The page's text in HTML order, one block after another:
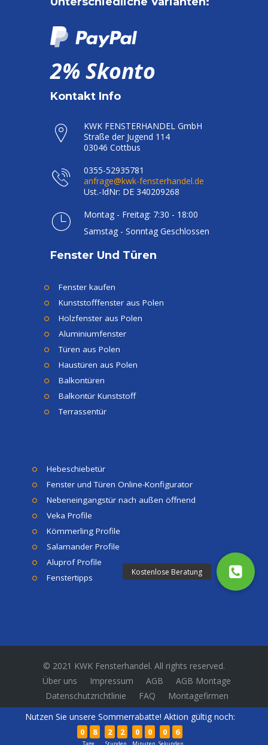
Nutzen Sie unsere Sommerrabatte! Aktion gültig noch:
0 8 2 2 0 0 0 6
2% Skonto
Kontakt Info
KWK FENSTERHANDEL GmbH
Straße der Jugend 114
03046 Cottbus
0355-52935781
anfrage@kwk-fensterhandel.de
Ust.-IdNr: DE 340209268
Montag - Freitag: 7:30 - 18:00
Samstag - Sonntag Geschlossen
Fenster Und Türen
Fenster kaufen
Kunststofffenster aus Polen
Holzfenster aus Polen
Aluminiumfenster
Türen aus Polen
Haustüren aus Polen
Balkontüren
Balkontür Kunststoff
Terrassentür
Hebeschiebetür
Fenster und Türen Online-Konfigurator
Nebeneingangstür nach außen öffnend
Veka Profile
Kömmerling Profile
Salamander Profile
Aluprof Profile
Fenstertipps
© 2021 KWK Fensterhandel. All rights reserved.
Über uns
Impressum AGB
AGB Montage
Datenschutzrichtlinie
FAQ Montagefirmen